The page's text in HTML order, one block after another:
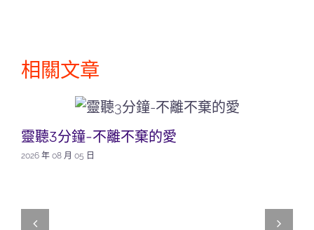
相關文章
靈聽3分鐘-不離不棄的愛
2026 年 08 月 05 日